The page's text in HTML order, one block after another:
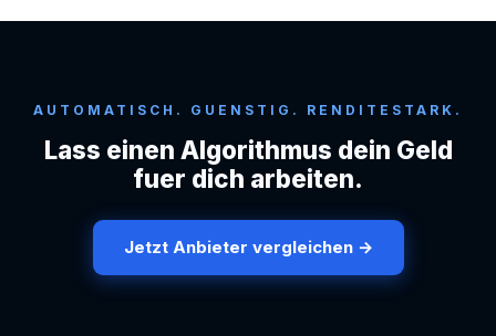
AUTOMATISCH. GUENSTIG. RENDITESTARK.
Lass einen Algorithmus dein Geld
fuer dich arbeiten.
Jetzt Anbieter vergleichen →